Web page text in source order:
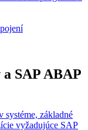
SAP ABAP